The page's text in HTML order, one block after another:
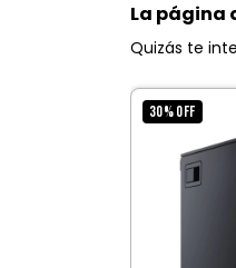
La página
Quizás te
30%OFF